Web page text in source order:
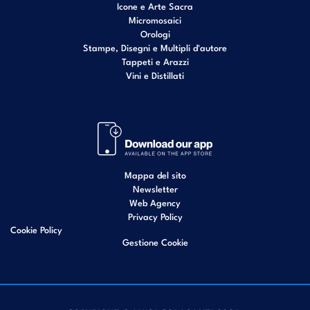
Icone e Arte Sacra
Micromosaici
Orologi
Stampe, Disegni e Multipli d'autore
Tappeti e Arazzi
Vini e Distillati
Mappa del sito
Newsletter
Web Agency
Privacy Policy
Cookie Policy
Gestione Cookie